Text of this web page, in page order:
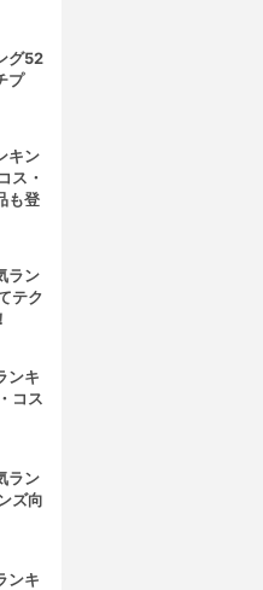
グ52
プ
キン
ス・
も登
ラン
テク
ンキ
コス
ラン
ズ向
ンキ